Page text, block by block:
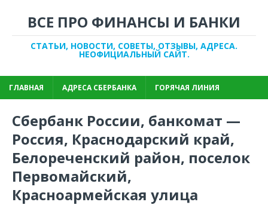
ВСЕ ПРО ФИНАНСЫ И БАНКИ
СТАТЬИ, НОВОСТИ, СОВЕТЫ, ОТЗЫВЫ, АДРЕСА.
НЕОФИЦИАЛЬНЫЙ САЙТ.
ГЛАВНАЯ АДРЕСА СБЕРБАНКА ГОРЯЧАЯ ЛИНИЯ
Сбербанк России, банкомат —
Россия, Краснодарский край,
Белореченский район, поселок
Первомайский,
Красноармейская улица